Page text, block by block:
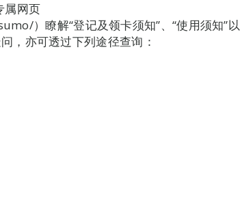
属网页
）瞭解“登记及领卡须知”、“使用须知”以
，亦可透过下列途径查询：